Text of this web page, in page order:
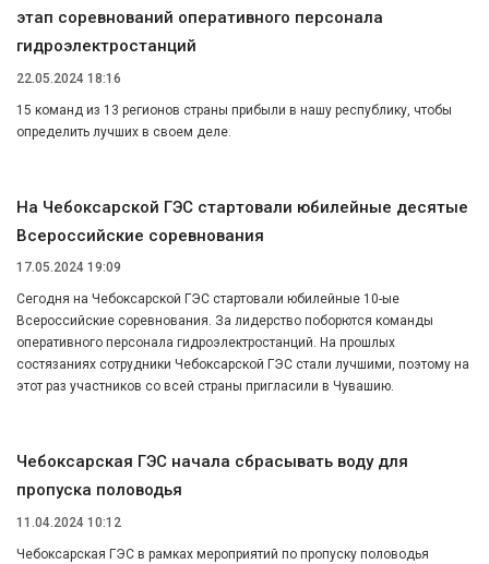
этап соревнований оперативного персонала
гидроэлектростанций
22.05.2024 18:16
15 команд из 13 регионов страны прибыли в нашу республику, чтобы
определить лучших в своем деле.
На Чебоксарской ГЭС стартовали юбилейные десятые
Всероссийские соревнования
17.05.2024 19:09
Сегодня на Чебоксарской ГЭС стартовали юбилейные 10-ые
Всероссийские соревнования. За лидерство поборются команды
оперативного персонала гидроэлектростанций. На прошлых
состязаниях сотрудники Чебоксарской ГЭС стали лучшими, поэтому на
этот раз участников со всей страны пригласили в Чувашию.
Чебоксарская ГЭС начала сбрасывать воду для
пропуска половодья
11.04.2024 10:12
Чебоксарская ГЭС в рамках мероприятий по пропуску половодья